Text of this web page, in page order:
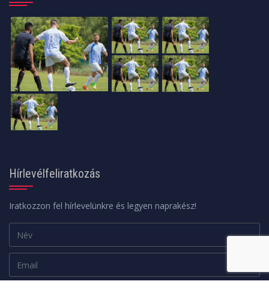
Hírlevélfeliratkozás
Iratkozzon fel hírlevelünkre és legyen naprakész!